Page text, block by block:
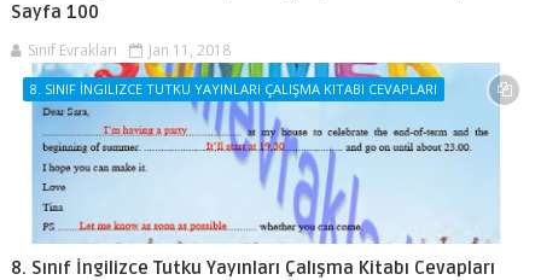
Sayfa 100
Sınıf Evrakları Jan 11, 2018
8. SINIF İNGILIZCE TUTKU YAYINLARI ÇALIŞMA KITABI CEVAPLARI
8. Sınıf İngilizce Tutku Yayınları Çalışma Kitabı Cevapları